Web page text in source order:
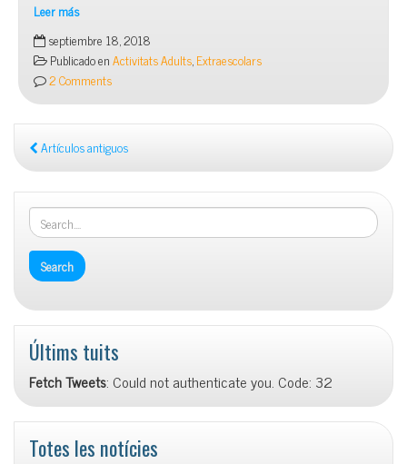
Leer más
CLASE
DE
YOGA
para
adultos
septiembre 18, 2018
Publicado enActivitats Adults,Extraescolars
2 Comments
Artículos antiguos
Últims tuits
Fetch Tweets: Could not authenticate you. Code: 32
Totes les notícies